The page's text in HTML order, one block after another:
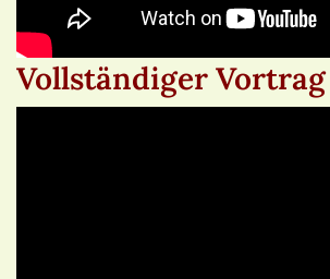
Vollständiger Vortrag